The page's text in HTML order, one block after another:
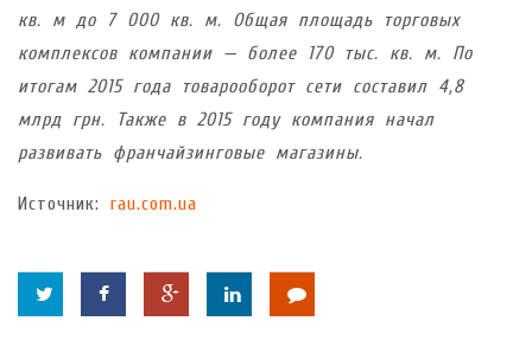
кв. м до 7 000 кв. м. Общая площадь торговых
комплексов компании — более 170 тыс. кв. м. По
итогам 2015 года товарооборот сети составил 4,8
млрд грн. Также в 2015 году компания начал
развивать франчайзинговые магазины.
Источник: rau.com.ua